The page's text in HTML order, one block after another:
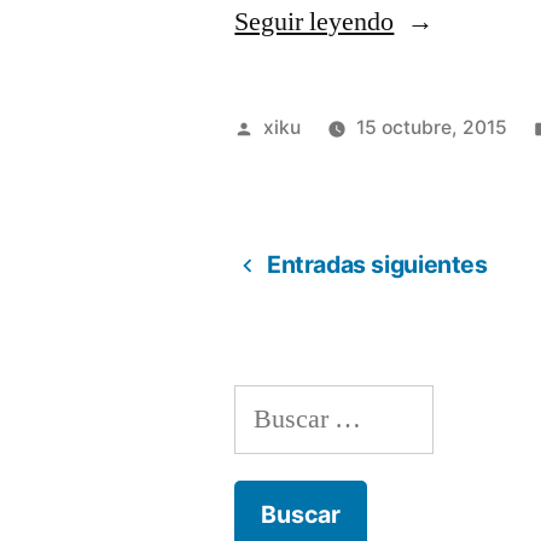
Seguir leyendo«Dos
interesantes
mismo
Publicado
xiku 15 octubre, 2015
entradas
Entradas siguientes
Buscar: